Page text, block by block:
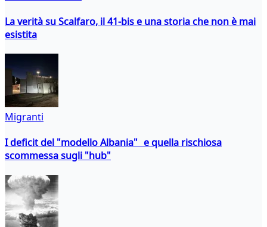
La verità su Scalfaro, il 41-bis e una storia che non è mai
esistita
Migranti
I deficit del "modello Albania" e quella rischiosa
scommessa sugli "hub"